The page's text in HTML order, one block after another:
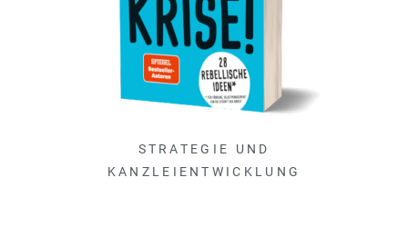
STRATEGIE UND
KANZLEIENTWICKLUNG